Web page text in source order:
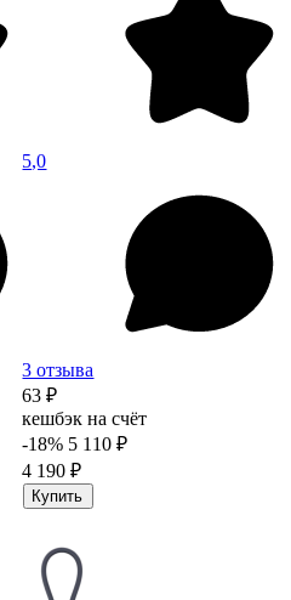
5,0
3 отзыва
63 ₽
кешбэк на счёт
-18% 5 110 ₽
4 190 ₽
Купить